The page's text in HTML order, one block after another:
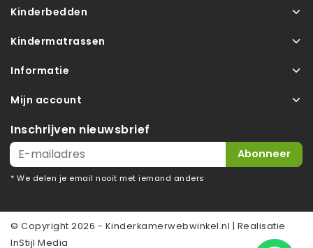
Kinderbedden
Kindermatrassen
Informatie
Mijn account
Inschrijven nieuwsbrief
Abonneer
* We delen je email nooit met iemand anders
© Copyright 2026 - Kinderkamerwebwinkel.nl | Realisatie
InStijl Media